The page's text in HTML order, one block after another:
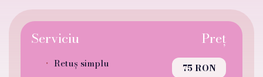
Serviciu Preț
Retuș simplu
75 RON